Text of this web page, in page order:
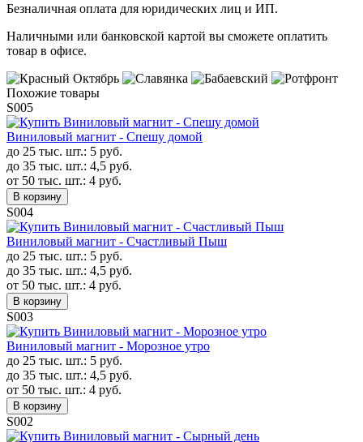
Безналичная оплата для юридических лиц и ИП.
Наличными или банковской картой вы сможете оплатить
товар в офисе.
Похожие товары
S005
Виниловый магнит - Спешу домой
до 25 тыс. шт.: 5 руб.
до 35 тыс. шт.: 4,5 руб.
от 50 тыс. шт.: 4 руб.
В корзину
S004
Виниловый магнит - Счастливый Пыш
до 25 тыс. шт.: 5 руб.
до 35 тыс. шт.: 4,5 руб.
от 50 тыс. шт.: 4 руб.
В корзину
S003
Виниловый магнит - Морозное утро
до 25 тыс. шт.: 5 руб.
до 35 тыс. шт.: 4,5 руб.
от 50 тыс. шт.: 4 руб.
В корзину
S002